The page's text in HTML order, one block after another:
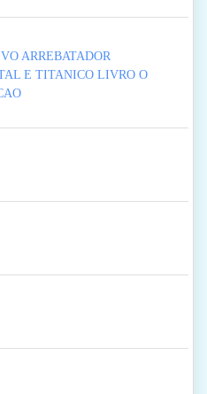
ARREBATADOR
E TITANICO LIVRO O